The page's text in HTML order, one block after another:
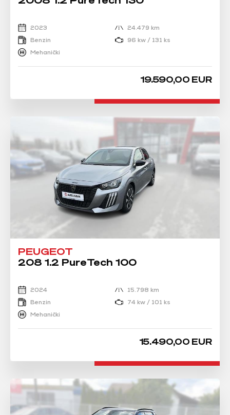
2023
24.479 km
Benzin
96 kw / 131 ks
Mehanički
19.590,00 EUR
PEUGEOT
208 1.2 PureTech 100
2024
15.798 km
Benzin
74 kw / 101 ks
Mehanički
15.490,00 EUR